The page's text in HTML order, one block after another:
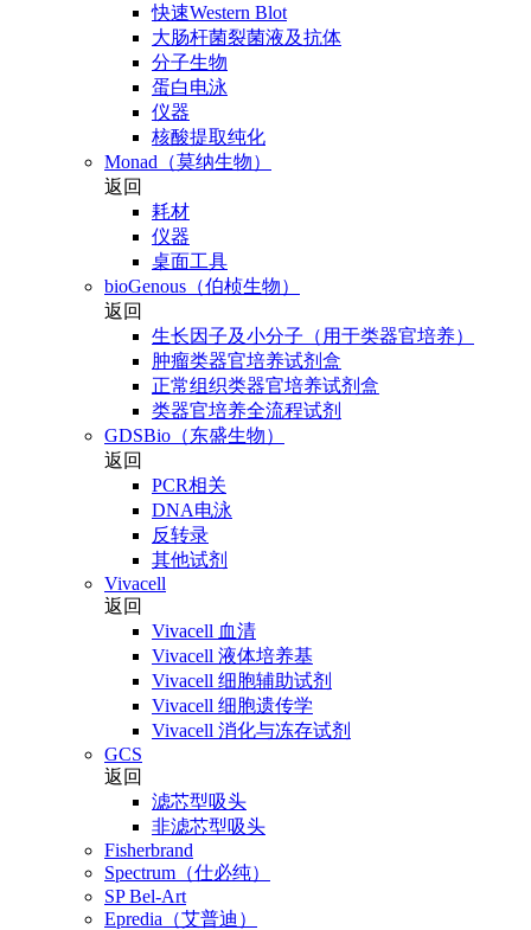
快速Western Blot
大肠杆菌裂菌液及抗体
分子生物
蛋白电泳
仪器
核酸提取纯化
Monad（莫纳生物）
返回
耗材
仪器
桌面工具
bioGenous（伯桢生物）
返回
生长因子及小分子（用于类器官培养）
肿瘤类器官培养试剂盒
正常组织类器官培养试剂盒
类器官培养全流程试剂
GDSBio（东盛生物）
返回
PCR相关
DNA电泳
反转录
其他试剂
Vivacell
返回
Vivacell 血清
Vivacell 液体培养基
Vivacell 细胞辅助试剂
Vivacell 细胞遗传学
Vivacell 消化与冻存试剂
GCS
返回
滤芯型吸头
非滤芯型吸头
Fisherbrand
Spectrum（仕必纯）
SP Bel-Art
Epredia（艾普迪）